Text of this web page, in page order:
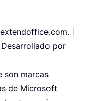
|
por
son marcas
de Microsoft